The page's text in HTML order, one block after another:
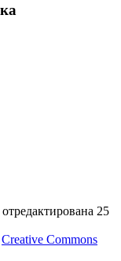
25
Creative Commons